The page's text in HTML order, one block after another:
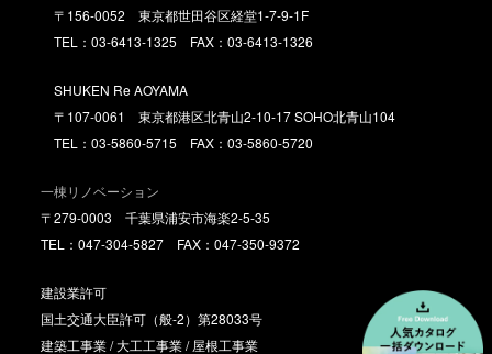
〒156-0052 東京都世田谷区経堂1-7-9-1F
TEL：03-6413-1325 FAX：03-6413-1326
SHUKEN Re AOYAMA
〒107-0061 東京都港区北青山2-10-17 SOHO北青山104
TEL：03-5860-5715 FAX：03-5860-5720
一棟リノベーション
〒279-0003 千葉県浦安市海楽2-5-35
TEL：047-304-5827 FAX：047-350-9372
建設業許可
国土交通大臣許可（般-2）第28033号
建築工事業 / 大工工事業 / 屋根工事業